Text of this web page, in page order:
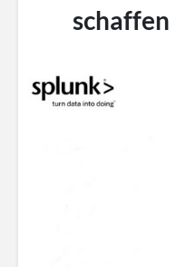
schaffen